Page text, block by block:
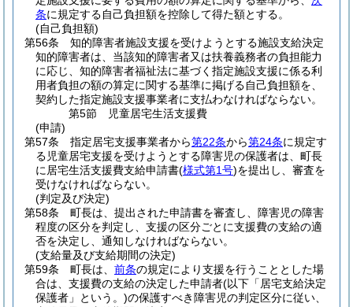
条に規定する自己負担額を控除して得た額とする。
(自己負担額)
第56条
知的障害者施設支援を受けようとする施設支給決定
知的障害者は、当該知的障害者又は扶養義務者の負担能力
に応じ、知的障害者福祉法に基づく指定施設支援に係る利
用者負担の額の算定に関する基準に掲げる自己負担額を、
契約した指定施設支援事業者に支払わなければならない。
第5節
児童居宅生活支援費
(申請)
第57条
指定居宅支援事業者から第22条から第24条に規定す
る児童居宅支援を受けようとする障害児の保護者は、町長
に居宅生活支援費支給申請書(様式第1号)を提出し、審査を
受けなければならない。
(判定及び決定)
第58条
町長は、提出された申請書を審査し、障害児の障害
程度の区分を判定し、支援の区分ごとに支援費の支給の適
否を決定し、通知しなければならない。
(支給量及び支給期間の決定)
第59条
町長は、 前条の規定により支援を行うこととした場
合は、支援費の支給の決定した申請者(以下「居宅支給決定
保護者」という。)の保護すべき障害児の判定区分に従い、